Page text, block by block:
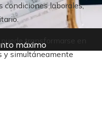
máximo
condiciones laborales,
transformarse en
y simultáneamente